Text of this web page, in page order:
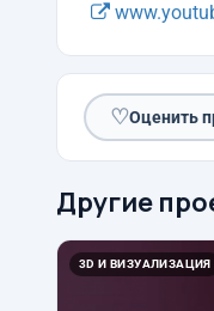
♡Оценить
Другие
3D И ВИЗУАЛИЗАЦИЯ